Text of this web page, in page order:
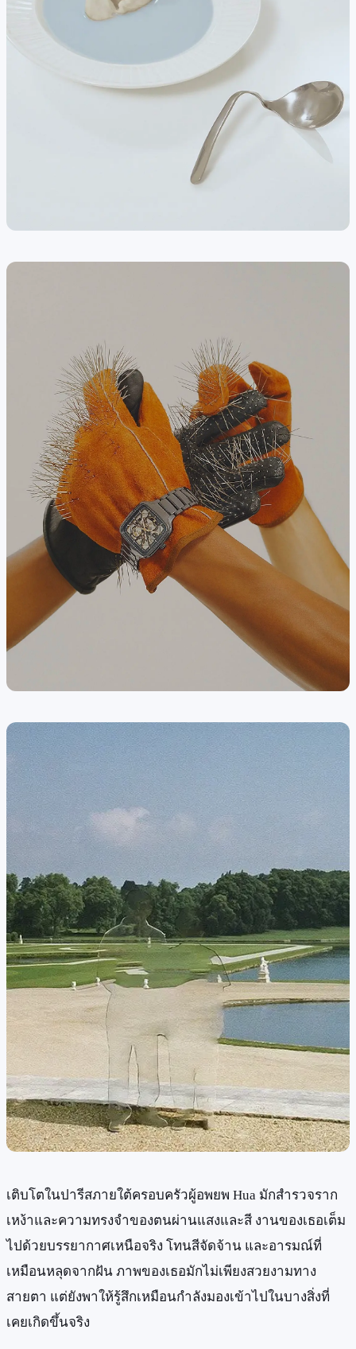
เติบโตในปารีสภายใต้ครอบครัวผู้อพยพ Hua มักสำรวจราก
เหง้าและความทรงจำของตนผ่านแสงและสี งานของเธอเต็ม
ไปด้วยบรรยากาศเหนือจริง โทนสีจัดจ้าน และอารมณ์ที่
เหมือนหลุดจากฝัน ภาพของเธอมักไม่เพียงสวยงามทาง
สายตา แต่ยังพาให้รู้สึกเหมือนกำลังมองเข้าไปในบางสิ่งที่
เคยเกิดขึ้นจริง